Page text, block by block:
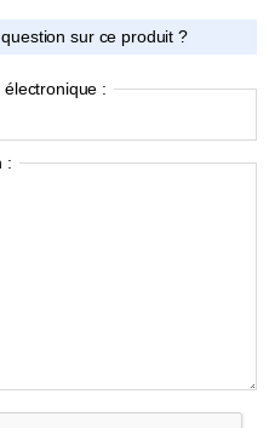
sur ce produit ?
:
: